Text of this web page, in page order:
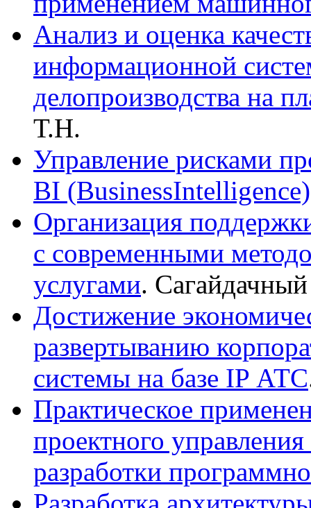
Анализ и оценка
информационной
делопроизводства на
Т.Н.
Управление рисками
BI (BusinessIntelligence)
Организация
с современными
услугами.
Достижение
развертыванию
системы на базе IP АТС
Практическое
проектного
разработки